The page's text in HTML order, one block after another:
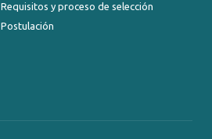
Requisitos y proceso de selección
Postulación